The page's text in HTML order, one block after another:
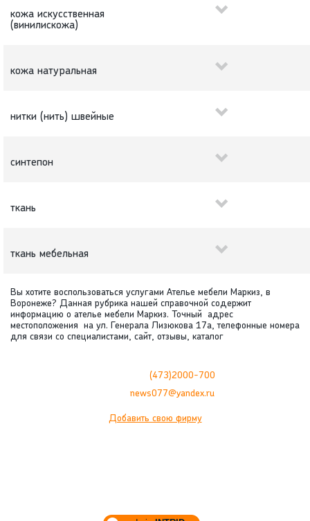
кожа искусственная
(винилискожа)
кожа натуральная
нитки (нить) швейные
синтепон
ткань
ткань мебельная
Вы хотите воспользоваться услугами Ателье мебели Маркиз, в
Воронеже? Данная рубрика нашей справочной содержит
информацию о ателье мебели Маркиз. Точный адрес
местоположения на ул. Генерала Лизюкова 17а, телефонные номера
для связи со специалистами, сайт, отзывы, каталог
(473)2000-700
news077@yandex.ru
Добавить свою фирму